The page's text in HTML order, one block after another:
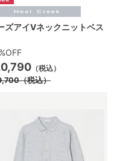
ズアイVネックニットベス
（税込）
（税込）